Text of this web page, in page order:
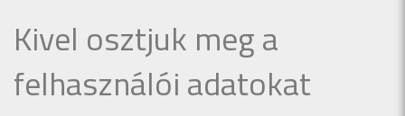
Kivel osztjuk meg a
felhasználói adatokat